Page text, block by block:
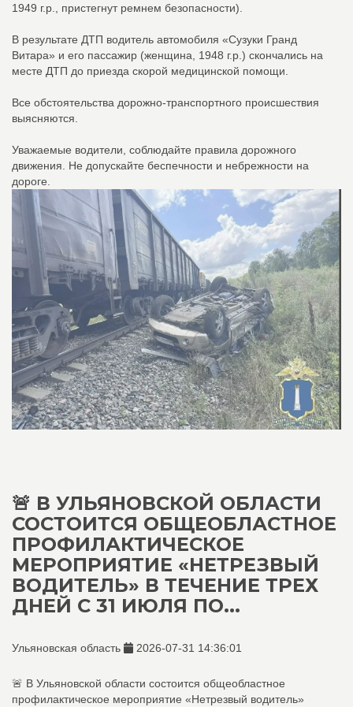
1949 г.р., пристегнут ремнем безопасности).
В результате ДТП водитель автомобиля «Сузуки Гранд
Витара» и его пассажир (женщина, 1948 г.р.) скончались на
месте ДТП до приезда скорой медицинской помощи.
Все обстоятельства дорожно-транспортного происшествия
выясняются.
Уважаемые водители, соблюдайте правила дорожного
движения. Не допускайте беспечности и небрежности на
дороге.
🚨 В УЛЬЯНОВСКОЙ ОБЛАСТИ
СОСТОИТСЯ ОБЩЕОБЛАСТНОЕ
ПРОФИЛАКТИЧЕСКОЕ
МЕРОПРИЯТИЕ «НЕТРЕЗВЫЙ
ВОДИТЕЛЬ» В ТЕЧЕНИЕ ТРЕХ
ДНЕЙ С 31 ИЮЛЯ ПО...
Ульяновская область 2026-07-31 14:36:01
🚨 В Ульяновской области состоится общеобластное
профилактическое мероприятие «Нетрезвый водитель»